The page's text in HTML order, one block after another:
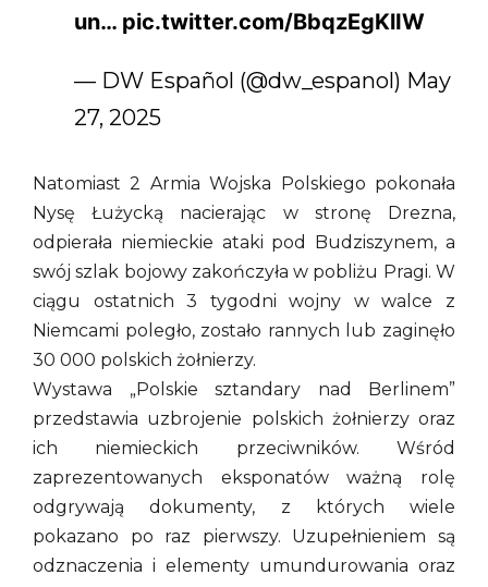
un… pic.twitter.com/BbqzEgKlIW
— DW Español (@dw_espanol) May
27, 2025
Natomiast 2 Armia Wojska Polskiego pokonała
Nysę Łużycką nacierając w stronę Drezna,
odpierała niemieckie ataki pod Budziszynem, a
swój szlak bojowy zakończyła w pobliżu Pragi. W
ciągu ostatnich 3 tygodni wojny w walce z
Niemcami poległo, zostało rannych lub zaginęło
30 000 polskich żołnierzy.
Wystawa „Polskie sztandary nad Berlinem”
przedstawia uzbrojenie polskich żołnierzy oraz
ich niemieckich przeciwników. Wśród
zaprezentowanych eksponatów ważną rolę
odgrywają dokumenty, z których wiele
pokazano po raz pierwszy. Uzupełnieniem są
odznaczenia i elementy umundurowania oraz